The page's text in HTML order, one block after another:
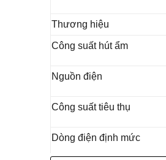
Thương hiệu
Công suất hút ẩm
Nguồn điện
Công suất tiêu thụ
Dòng điện định mức